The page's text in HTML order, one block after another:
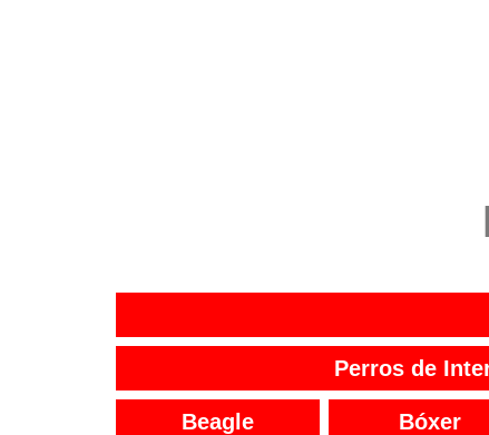
Perros de
Beagle Bóxer